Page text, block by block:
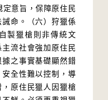
意旨，保障原住民
命。（六）狩獵係
製獵槍則非傳統文
流社會強加原住民
之事實基礎顯然錯
全性難以控制，導
原住民獵人因獵槍